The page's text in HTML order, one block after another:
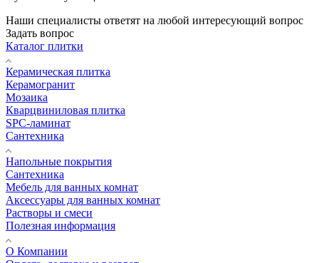
Наши специалисты ответят на любой интересующий вопрос
Задать вопрос
Каталог плитки
Керамическая плитка
Керамогранит
Мозаика
Кварцвиниловая плитка
SPC-ламинат
Сантехника
Напольные покрытия
Сантехника
Мебель для ванных комнат
Аксессуары для ванных комнат
Растворы и смеси
Полезная информация
О Компании